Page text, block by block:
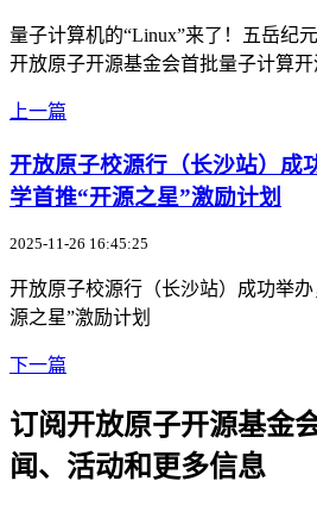
量子计算机的“Linux”来了！五岳纪
开放原子开源基金会首批量子计算开
上一篇
开放原子校源行（长沙站）成
学首推“开源之星”激励计划
2025-11-26 16:45:25
开放原子校源行（长沙站）成功举
源之星”激励计划
下一篇
订阅开放原子开源基金
闻、活动和更多信息